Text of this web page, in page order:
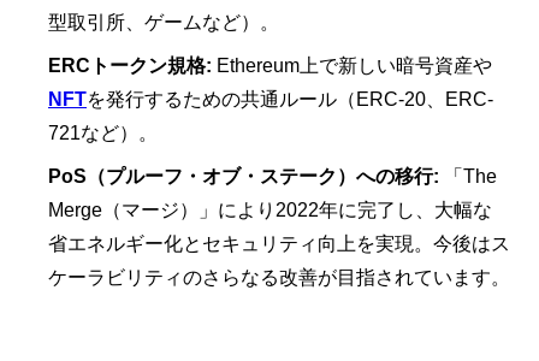
型取引所、ゲームなど）。
ERCトークン規格: Ethereum上で新しい暗号資産や
NFTを発行するための共通ルール（ERC-20、ERC-
721など）。
PoS（プルーフ・オブ・ステーク）への移行: 「The
Merge（マージ）」により2022年に完了し、大幅な
省エネルギー化とセキュリティ向上を実現。今後はス
ケーラビリティのさらなる改善が目指されています。